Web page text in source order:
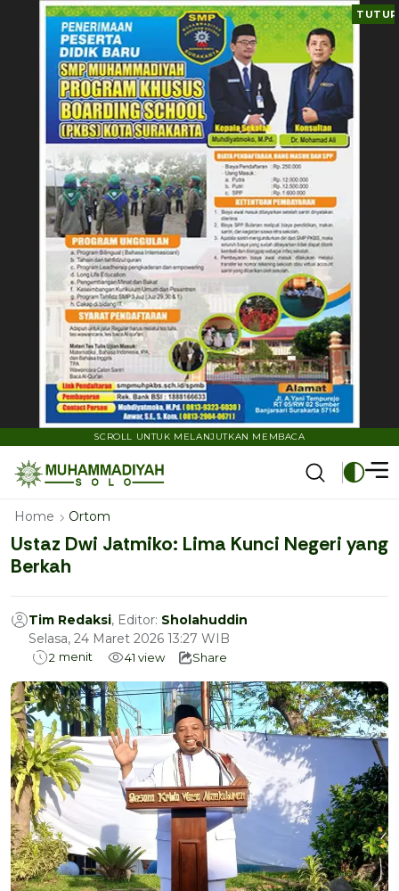
TUTUP
SCROLL UNTUK MELANJUTKAN MEMBACA
Home Ortom
Ustaz Dwi Jatmiko: Lima Kunci Negeri yang
Berkah
Tim Redaksi, Editor: Sholahuddin
Selasa, 24 Maret 2026 13:27 WIB
2 menit 41 view Share